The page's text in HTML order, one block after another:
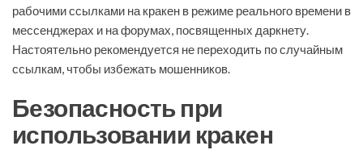
рабочими ссылками на кракен в режиме реального времени в
мессенджерах и на форумах, посвященных даркнету.
Настоятельно рекомендуется не переходить по случайным
ссылкам, чтобы избежать мошенников.
Безопасность при
использовании кракен